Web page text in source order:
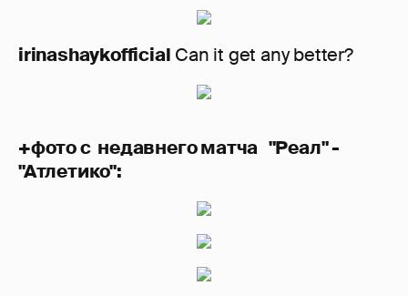
irinashaykofficial Can it get any better?
+фото с недавнего матча "Реал" -
"Атлетико":